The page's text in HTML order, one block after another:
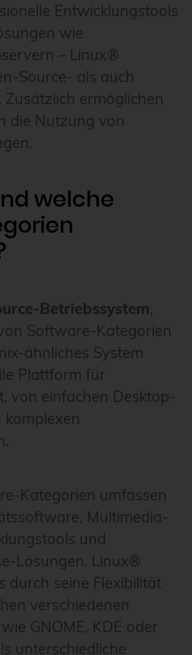
Entwicklungstools
wie
– Linux®
Source- als auch
ermöglichen
die Nutzung von
welche
Betriebssystem,
Software-Kategorien
ähnliches System
Plattform für
von einfachen Desktop-
Kategorien umfassen
Multimedia-
und
Lösungen. Linux®
durch seine Flexibilität
verschiedenen
GNOME, KDE oder
unterschiedliche